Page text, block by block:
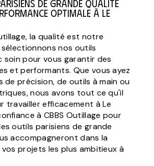
de grande qualité
optimale à Le
la qualité est notre
nos outils
soin pour vous garantir des
et performants. Que vous ayez
de précision, de outils à main ou
nous avons tout ce qu'il
travailler efficacement à Le
à CBBS Outillage pour
outils parisiens de grande
accompagneront dans la
projets les plus ambitieux à